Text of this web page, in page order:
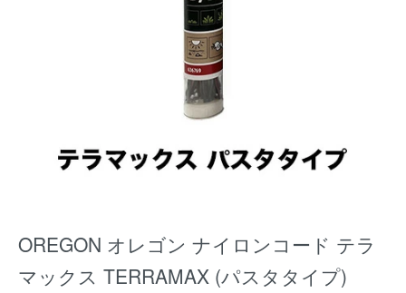
OREGON オレゴン ナイロンコード テラ
マックス TERRAMAX (パスタタイプ)